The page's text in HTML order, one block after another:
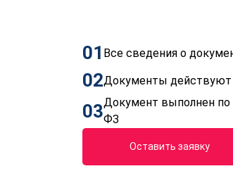
01 Все сведения о
02Документы действуют
03Документ выполнен по
ФЗ
Оставить заявку